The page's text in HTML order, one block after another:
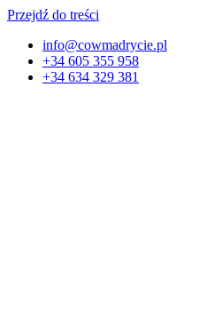
Przejdź do treści
info@cowmadrycie.pl
+34 605 355 958
+34 634 329 381​